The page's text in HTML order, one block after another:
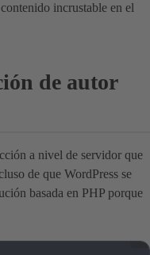
incrustable en el
de autor
a nivel de servidor que
de que WordPress se
basada en PHP porque